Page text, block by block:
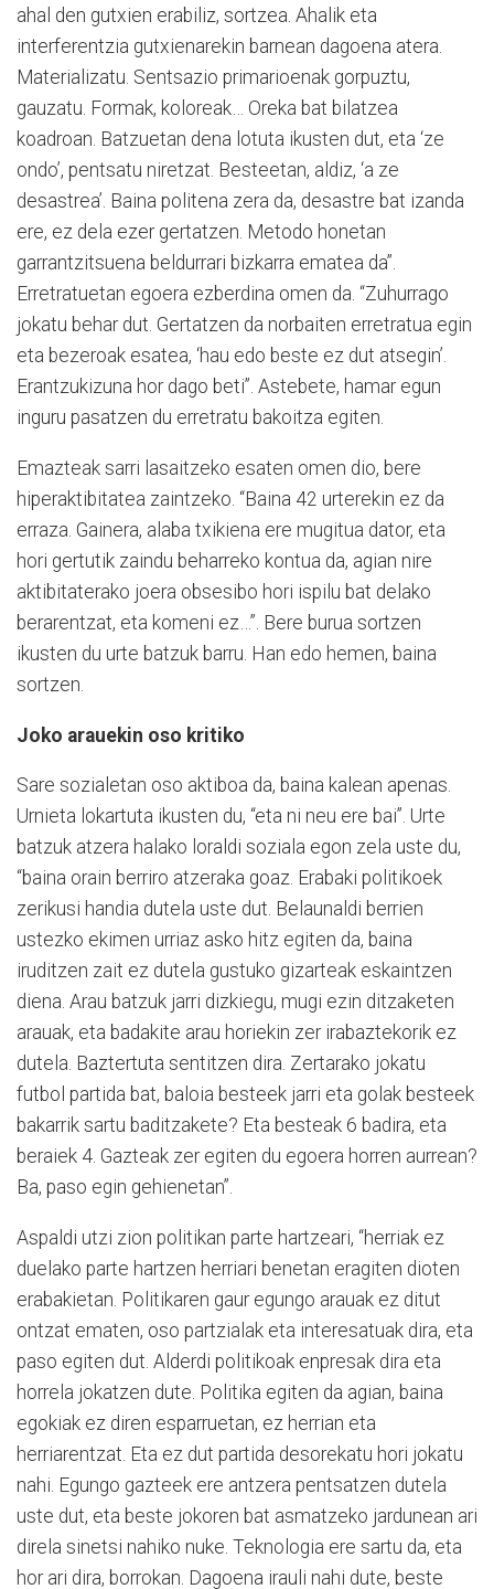
ahal den gutxien erabiliz, sortzea. Ahalik eta
interferentzia gutxienarekin barnean dagoena atera.
Materializatu. Sentsazio primarioenak gorpuztu,
gauzatu. Formak, koloreak… Oreka bat bilatzea
koadroan. Batzuetan dena lotuta ikusten dut, eta ‘ze
ondo’, pentsatu niretzat. Besteetan, aldiz, ‘a ze
desastrea’. Baina politena zera da, desastre bat izanda
ere, ez dela ezer gertatzen. Metodo honetan
garrantzitsuena beldurrari bizkarra ematea da”.
Erretratuetan egoera ezberdina omen da. “Zuhurrago
jokatu behar dut. Gertatzen da norbaiten erretratua egin
eta bezeroak esatea, ‘hau edo beste ez dut atsegin’.
Erantzukizuna hor dago beti”. Astebete, hamar egun
inguru pasatzen du erretratu bakoitza egiten.
Emazteak sarri lasaitzeko esaten omen dio, bere
hiperaktibitatea zaintzeko. “Baina 42 urterekin ez da
erraza. Gainera, alaba txikiena ere mugitua dator, eta
hori gertutik zaindu beharreko kontua da, agian nire
aktibitaterako joera obsesibo hori ispilu bat delako
berarentzat, eta komeni ez…”. Bere burua sortzen
ikusten du urte batzuk barru. Han edo hemen, baina
sortzen.
Joko arauekin oso kritiko
Sare sozialetan oso aktiboa da, baina kalean apenas.
Urnieta lokartuta ikusten du, “eta ni neu ere bai”. Urte
batzuk atzera halako loraldi soziala egon zela uste du,
“baina orain berriro atzeraka goaz. Erabaki politikoek
zerikusi handia dutela uste dut. Belaunaldi berrien
ustezko ekimen urriaz asko hitz egiten da, baina
iruditzen zait ez dutela gustuko gizarteak eskaintzen
diena. Arau batzuk jarri dizkiegu, mugi ezin ditzaketen
arauak, eta badakite arau horiekin zer irabaztekorik ez
dutela. Baztertuta sentitzen dira. Zertarako jokatu
futbol partida bat, baloia besteek jarri eta golak besteek
bakarrik sartu baditzakete? Eta besteak 6 badira, eta
beraiek 4. Gazteak zer egiten du egoera horren aurrean?
Ba, paso egin gehienetan”.
Aspaldi utzi zion politikan parte hartzeari, “herriak ez
duelako parte hartzen herriari benetan eragiten dioten
erabakietan. Politikaren gaur egungo arauak ez ditut
ontzat ematen, oso partzialak eta interesatuak dira, eta
paso egiten dut. Alderdi politikoak enpresak dira eta
horrela jokatzen dute. Politika egiten da agian, baina
egokiak ez diren esparruetan, ez herrian eta
herriarentzat. Eta ez dut partida desorekatu hori jokatu
nahi. Egungo gazteek ere antzera pentsatzen dutela
uste dut, eta beste jokoren bat asmatzeko jardunean ari
direla sinetsi nahiko nuke. Teknologia ere sartu da, eta
hor ari dira, borrokan. Dagoena irauli nahi dute, beste